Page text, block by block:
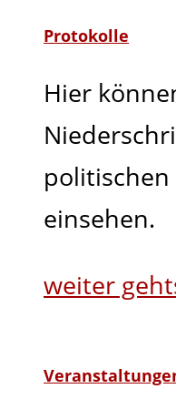
Protokolle
Hier
politischen
einsehen.
weiter